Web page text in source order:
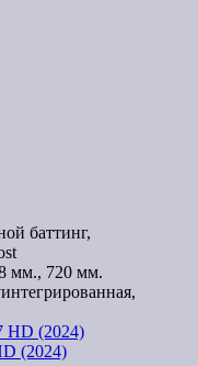
баттинг,
мм., 720 мм.
(2024)